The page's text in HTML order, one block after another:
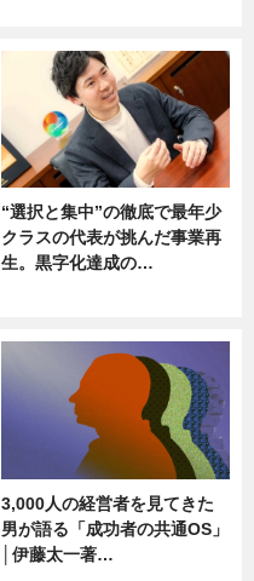
“選択と集中”の徹底で最年少
クラスの代表が挑んだ事業再
生。黒字化達成の…
3,000人の経営者を見てきた
男が語る「成功者の共通OS」
│伊藤太一著…